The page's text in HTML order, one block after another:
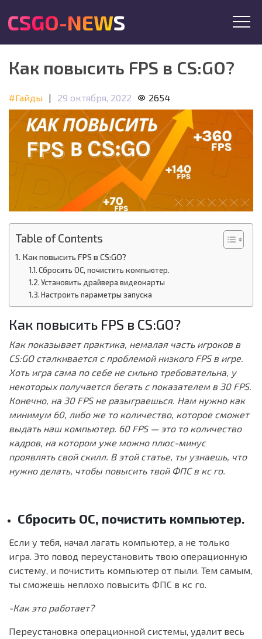
CSGO-NEWS
Как повысить FPS в CS:GO?
#Гайды | 29 октября, 2022 2654
Table of Contents
Как повысить FPS в CS:GO?
Сбросить ОС, почистить компьютер.
Установить драйвера видеокарты
Настроить параметры запуска
Как повысить FPS в CS:GO?
Как показывает практика, немалая часть игроков в
CS:GO сталкивается с проблемой низкого FPS в игре.
Хоть игра сама по себе не сильно требовательна, у
некоторых получается бегать с показателем в 30 FPS.
Конечно, на 30 FPS не разыграешься. Нам нужно как
минимум 60, либо же то количество, которое сможет
выдать наш компьютер. 60 FPS — это то количество
кадров, на котором уже можно плюс-минус
проявлять свой скилл. В этой статье, ты узнаешь, что
нужно делать, чтобы повысить твой ФПС в кс го.
Сбросить ОС, почистить компьютер.
Если у тебя, начал лагать компьютер, а не только
игра. Это повод переустановить твою операционную
систему, и почистить компьютер от пыли. Тем самым,
ты сможешь неплохо повысить ФПС в кс го.
-Как это работает?
Переустановка операционной системы, удалит весь